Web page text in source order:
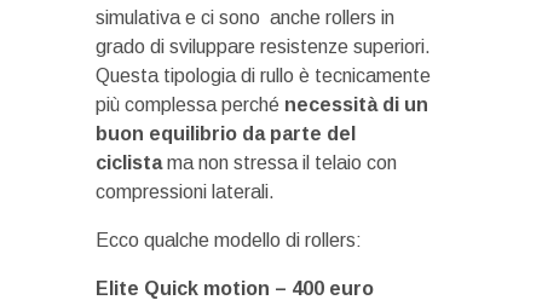
simulativa e ci sono anche rollers in
grado di sviluppare resistenze superiori.
Questa tipologia di rullo è tecnicamente
più complessa perché necessità di un
buon equilibrio da parte del
ciclistama non stressa il telaio con
compressioni laterali.
Ecco qualche modello di rollers:
Elite Quick motion – 400 euro